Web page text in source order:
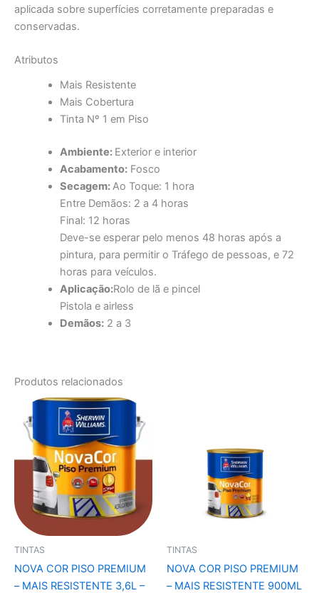
aplicada sobre superfícies corretamente preparadas e
conservadas.
Atributos
Mais Resistente
Mais Cobertura
Tinta Nº 1 em Piso
Ambiente: Exterior e interior
Acabamento:Fosco
Secagem: Ao Toque: 1 hora
Entre Demãos: 2 a 4 horas
Final: 12 horas
Deve-se esperar pelo menos 48 horas após a
pintura, para permitir o Tráfego de pessoas, e 72
horas para veículos.
Aplicação:Rolo de lã e pincel
Pistola e airless
Demãos:2 a 3
Produtos relacionados
TINTAS
NOVA COR PISO PREMIUM
– MAIS RESISTENTE 3,6L –
TINTAS
NOVA COR PISO PREMIUM
– MAIS RESISTENTE 900ML